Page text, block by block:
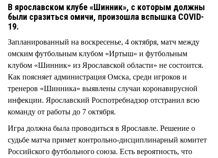
В ярославском клубе «Шинник», с которым должны
были сразиться омичи, произошла вспышка COVID-
19.
Запланированный на воскресенье, 4 октября, матч между
омским футбольным клубом «Иртыш» и футбольным
клубом «Шинник» из Ярославской области» не состоится.
Как поясняет администрация Омска, среди игроков и
тренеров «Шинника» выявлены случаи коронавирусной
инфекции. Ярославский Роспотребнадзор отстранил всю
команду от работы до 7 октября.
Игра должна была проводиться в Ярославле. Решение о
судьбе матча примет контрольно-дисциплинарный комитет
Российского футбольного союза. Есть вероятность, что